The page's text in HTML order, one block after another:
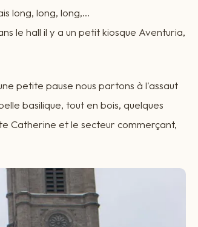
long, long, long,...
le hall il y a un petit kiosque Aventuria,
petite pause nous partons à l'assaut
basilique, tout en bois, quelques
Catherine et le secteur commerçant,